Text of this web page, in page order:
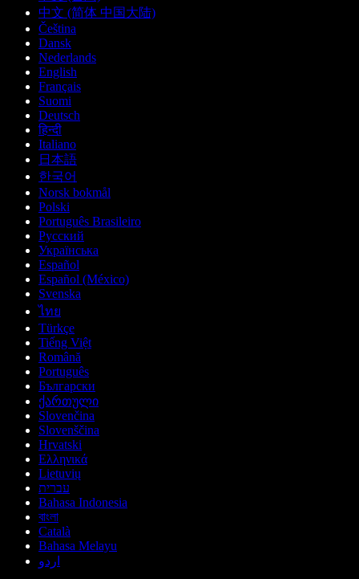
中文 (简体 中国大陆)
Čeština
Dansk
Nederlands
English
Français
Suomi
Deutsch
हिन्दी
Italiano
日本語
한국어
Norsk bokmål
Polski
Português Brasileiro
Русский
Українська
Español
Español (México)
Svenska
ไทย
Türkçe
Tiếng Việt
Română
Português
Български
ქართული
Slovenčina
Slovenščina
Hrvatski
Ελληνικά
Lietuvių
עברית
Bahasa Indonesia
বাংলা
Català
Bahasa Melayu
اردو